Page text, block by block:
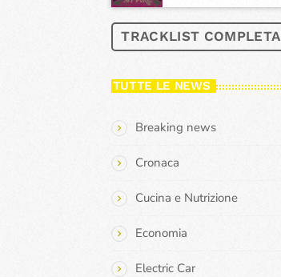
TRACKLIST COMPLETA
TUTTE LE NEWS
Breaking news
Cronaca
Cucina e Nutrizione
Economia
Electric Car